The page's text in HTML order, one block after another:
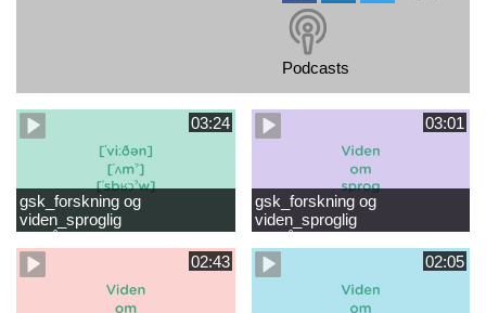
Podcasts
03:24
gsk_forskning og
viden_sproglig
læsevanskeligheder.mp4
03:01
gsk_forskning og
viden_sproglig
første læsning 6-8 år.mp4
02:43 02:05